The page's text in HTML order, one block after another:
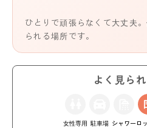
ひとりで頑張らなくて大丈夫
られる場所です。
よく見ら
女性専用 駐車場 シャワー ロ